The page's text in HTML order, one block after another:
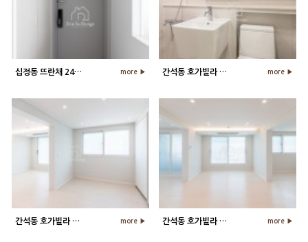
십정동 뜨란채 24평 아파트 현관 인… more ▶ 간석동 호가빌라 욕실 인테리어 more ▶
간석동 호가빌라 침실 인테리어 more ▶ 간석동 호가빌라 거실, 주방 인테리어 more ▶